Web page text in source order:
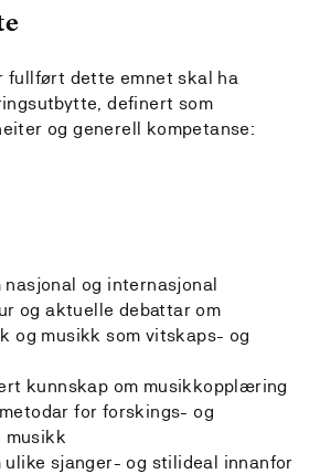
fullført dette emnet skal ha
definert som
og generell kompetanse:
nasjonal og internasjonal
og aktuelle debattar om
og musikk som vitskaps- og
kunnskap om musikkopplæring
for forskings- og
musikk
ulike sjanger- og stilideal innanfor